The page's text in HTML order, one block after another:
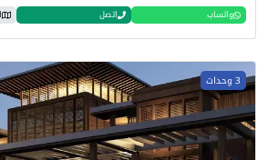
واتساب اتصل
3 وحدات